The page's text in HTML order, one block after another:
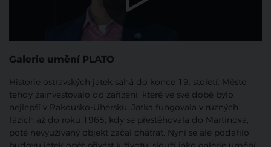
Galerie umění PLATO
Historie ostravských jatek sahá do konce 19. století. Město
tehdy zainvestovalo do zařízení, které ve své době bylo
nejlepší v Rakousko-Uhersku. Jatka fungovala v různých
fázích až do roku 1965, kdy se přestěhovala do Martinova,
poté nevyužívaný objekt začal chátrat. Nyní se ale podařilo